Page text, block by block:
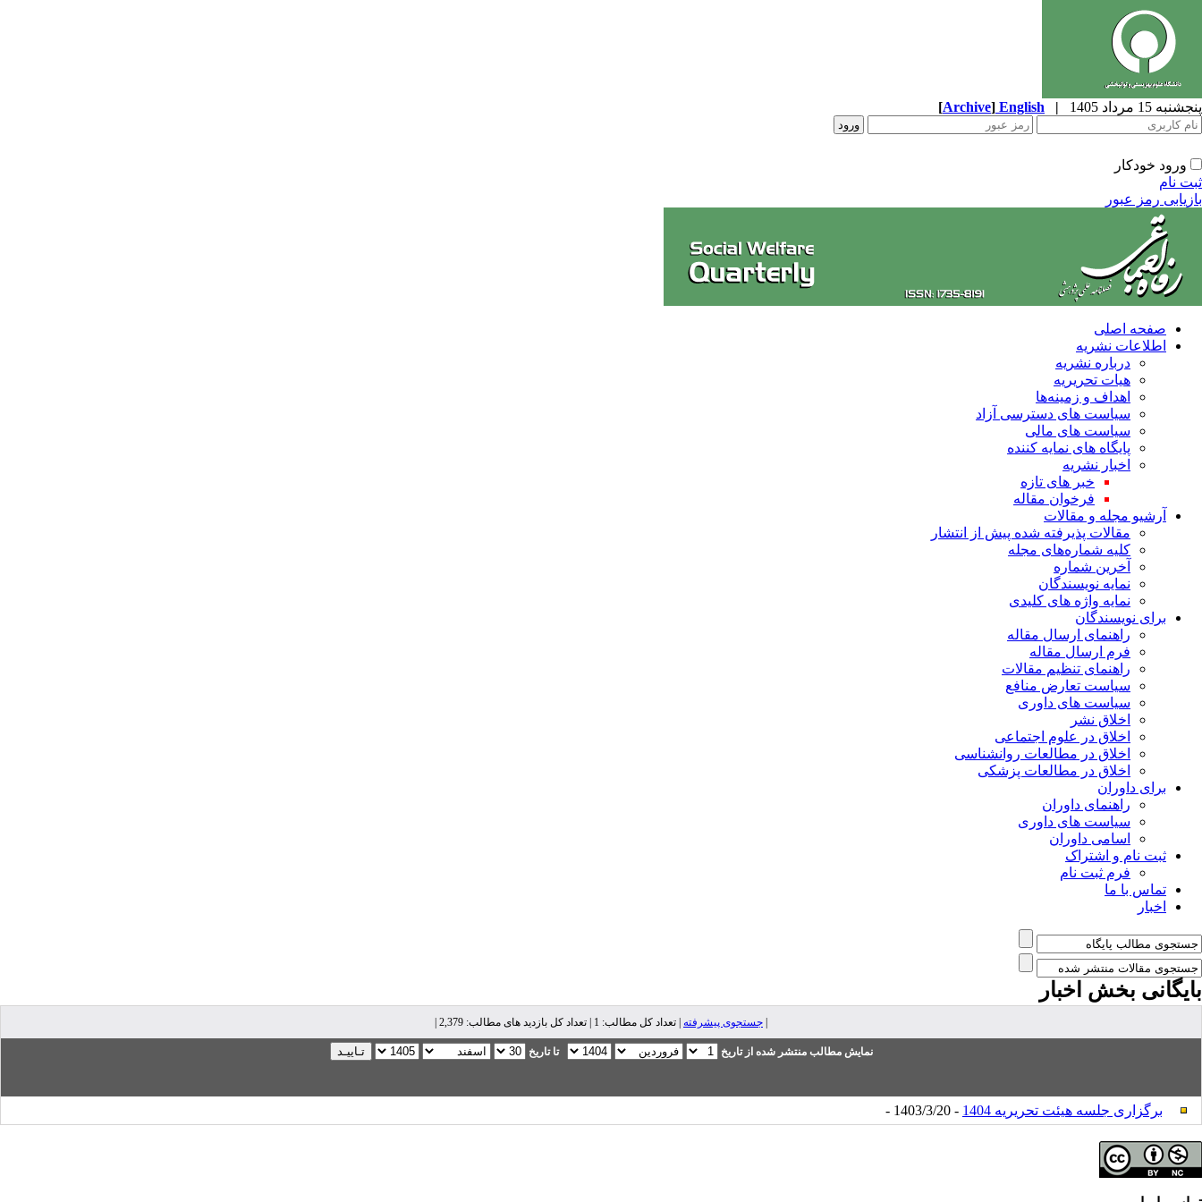
پنجشنبه 15 مرداد 1405 |
English
[Archive]
ورود خودکار
ثبت نام
بازیابی رمز عبور
صفحه اصلی
اطلاعات نشریه
درباره نشریه
هیات تحریریه
اهداف و زمینه‌ها
سیاست های دسترسی آزاد
سیاست های مالی
پایگاه های نمایه کننده
اخبار نشریه
خبر های تازه
فرخوان مقاله
آرشیو مجله و مقالات
مقالات پذیرفته شده پیش از انتشار
کلیه شماره‌های مجله
آخرین شماره
نمایه نویسندگان
نمایه واژه های کلیدی
برای نویسندگان
راهنمای ارسال مقاله
فرم ارسال مقاله
راهنمای تنظیم مقالات
سیاست تعارض منافع
سیاست های داوری
اخلاق نشر
اخلاق در علوم اجتماعی
اخلاق در مطالعات روانشناسی
اخلاق در مطالعات پزشکی
برای داوران
راهنمای داوران
سیاست های داوری
اسامی داوران
ثبت نام و اشتراک
فرم ثبت نام
تماس با ما
اخبار
بایگانی بخش اخبار
جستجوی پیشرفته | تعداد کل مطالب: 1 | تعداد کل بازدید های مطالب: 2,379 |
نمایش مطالب منتشر شده از تاریخ تا تاریخ
برگزاری جلسه هیئت تحریریه 1404 - 1403/3/20 -